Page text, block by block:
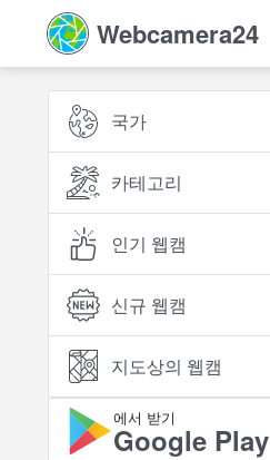
Webcamera24
국가
카테고리
인기 웹캠
신규 웹캠
지도상의 웹캠
에서 받기
Google Play